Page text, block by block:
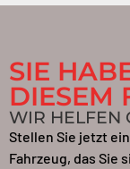
SIE
DIESEM
WIR HELFEN
Stellen Sie jetzt
Fahrzeug, das Sie